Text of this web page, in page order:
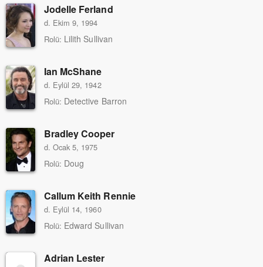
Jodelle Ferland
d. Ekim 9, 1994
Rolü: Lilith Sullivan
Ian McShane
d. Eylül 29, 1942
Rolü: Detective Barron
Bradley Cooper
d. Ocak 5, 1975
Rolü: Doug
Callum Keith Rennie
d. Eylül 14, 1960
Rolü: Edward Sullivan
Adrian Lester